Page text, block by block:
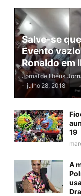
Salve-se
Evento
Ronaldo em
Jornal de Ilhéus
- julho 28, 2018
19
A